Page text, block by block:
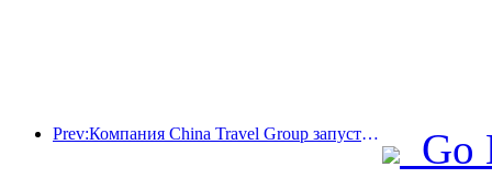
Prev:Компания China Travel Group запустила бренд 'China Travel Good Times' для расширения своего присутствия на рынке туризма для пожилых людей.
Go